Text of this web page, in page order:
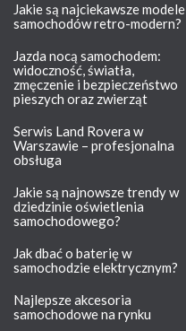
Jakie są najciekawsze modele
samochodów retro-modern?
Jazda nocą samochodem:
widoczność, światła,
zmęczenie i bezpieczeństwo
pieszych oraz zwierząt
Serwis Land Rovera w
Warszawie – profesjonalna
obsługa
Jakie są najnowsze trendy w
dziedzinie oświetlenia
samochodowego?
Jak dbać o baterię w
samochodzie elektrycznym?
Najlepsze akcesoria
samochodowe na rynku